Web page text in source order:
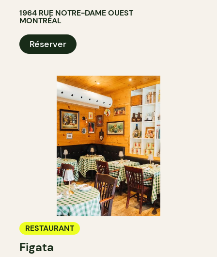
1964 RUE NOTRE-DAME OUEST
MONTRÉAL
Réserver
RESTAURANT
Figata